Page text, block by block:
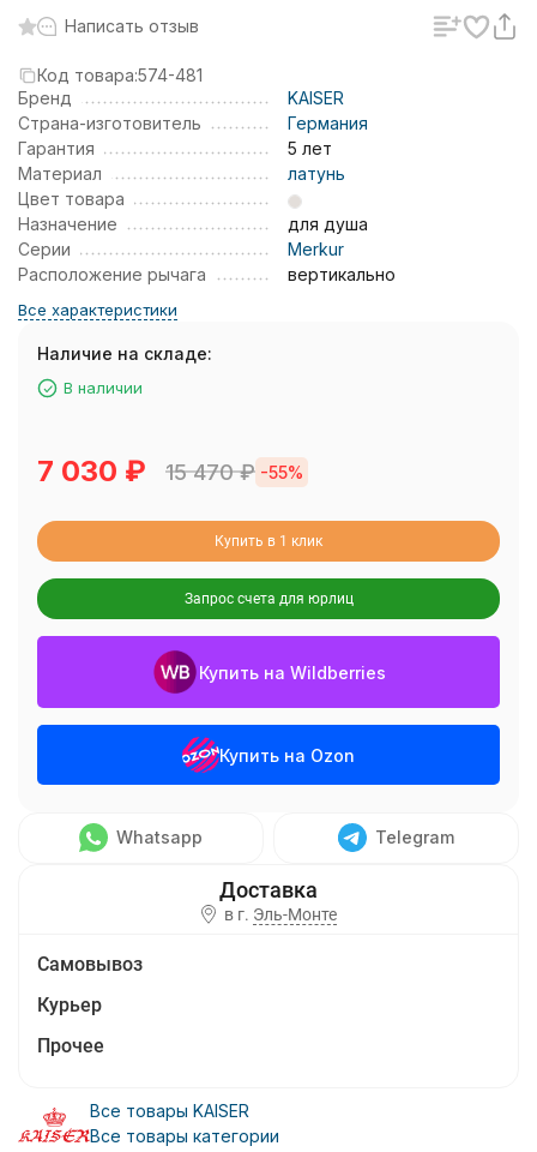
Написать отзыв
Код товара:574-481
Бренд
KAISER
Страна-изготовитель
Германия
Гарантия
5 лет
Материал
латунь
Цвет товара
Назначение
для душа
Серии
Merkur
Расположение рычага
вертикально
Все характеристики
Наличие на складе:
В наличии
7 030 ₽ 15 470₽ -55%
Купить в 1 клик
Запрос счета для юрлиц
Купить на Wildberries
Купить на Ozon
Whatsapp Telegram
в г. Эль-Монте
Самовывоз
Курьер
Прочее
Все товары KAISER
Все товары категории